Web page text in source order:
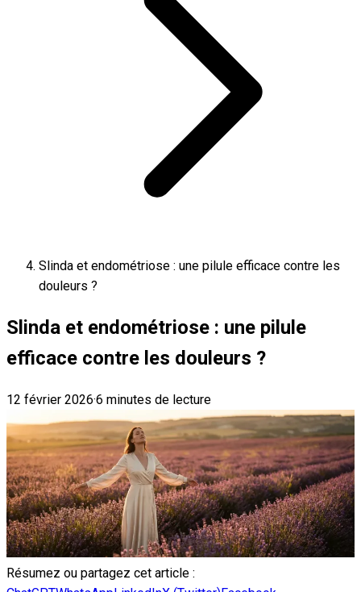
Slinda et endométriose : une pilule efficace contre les
douleurs ?
Slinda et endométriose : une pilule
efficace contre les douleurs ?
12 février 2026·6 minutes de lecture
Résumez ou partagez cet article :